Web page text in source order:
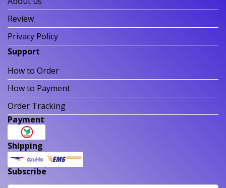
Review
Privacy Policy
Support
How to Order
How to Payment
Order Tracking
Payment
Shipping
Subscribe